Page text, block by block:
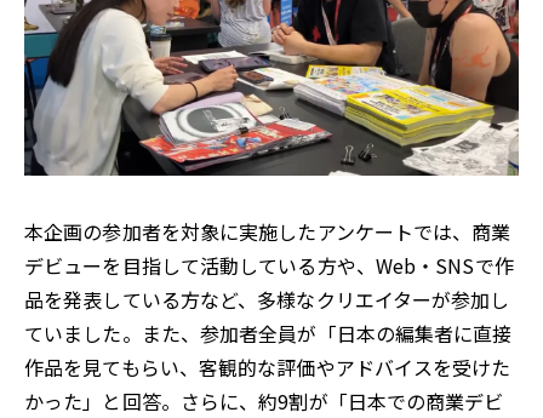
本企画の参加者を対象に実施したアンケートでは、商業
デビューを目指して活動している方や、Web・SNSで作
品を発表している方など、多様なクリエイターが参加し
ていました。また、参加者全員が「日本の編集者に直接
作品を見てもらい、客観的な評価やアドバイスを受けた
かった」と回答。さらに、約9割が「日本での商業デビ